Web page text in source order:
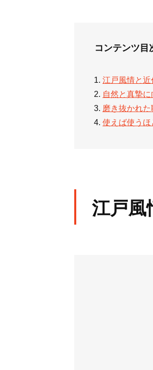
コンテンツ目
江戸風情と
自然と真摯
磨き抜かれ
使えば使う
江戸風